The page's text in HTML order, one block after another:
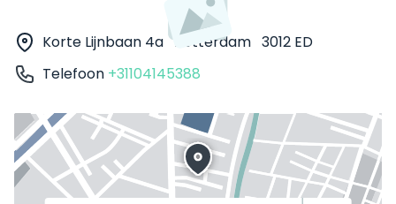
Korte Lijnbaan 4a Rotterdam 3012 ED
Telefoon +31104145388